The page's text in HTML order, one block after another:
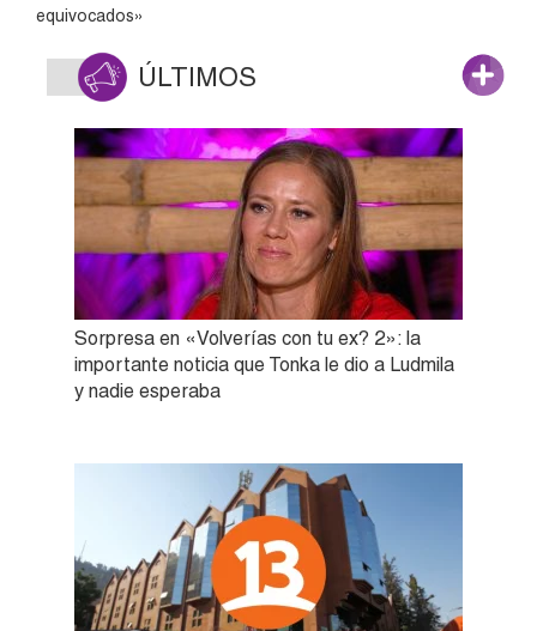
equivocados»
ÚLTIMOS
Sorpresa en «Volverías con tu ex? 2»: la
importante noticia que Tonka le dio a Ludmila
y nadie esperaba